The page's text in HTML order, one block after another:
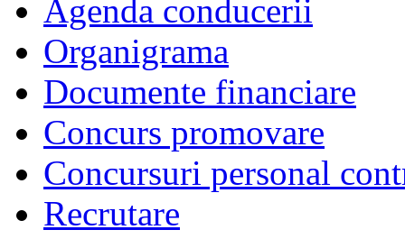
Agenda conducerii
Organigrama
Documente financiare
Concurs promovare
Concursuri personal
Recrutare